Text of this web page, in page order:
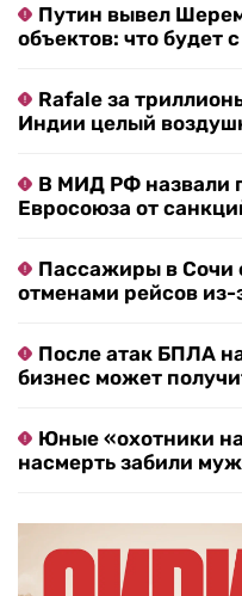
Путин вывел
объектов: что будет
Rafale за
Индии целый
В МИД РФ назвали
Евросоюза от
Пассажиры в Сочи
отменами рейсов
После атак БПЛА
бизнес может
Юные «охотники
насмерть забили